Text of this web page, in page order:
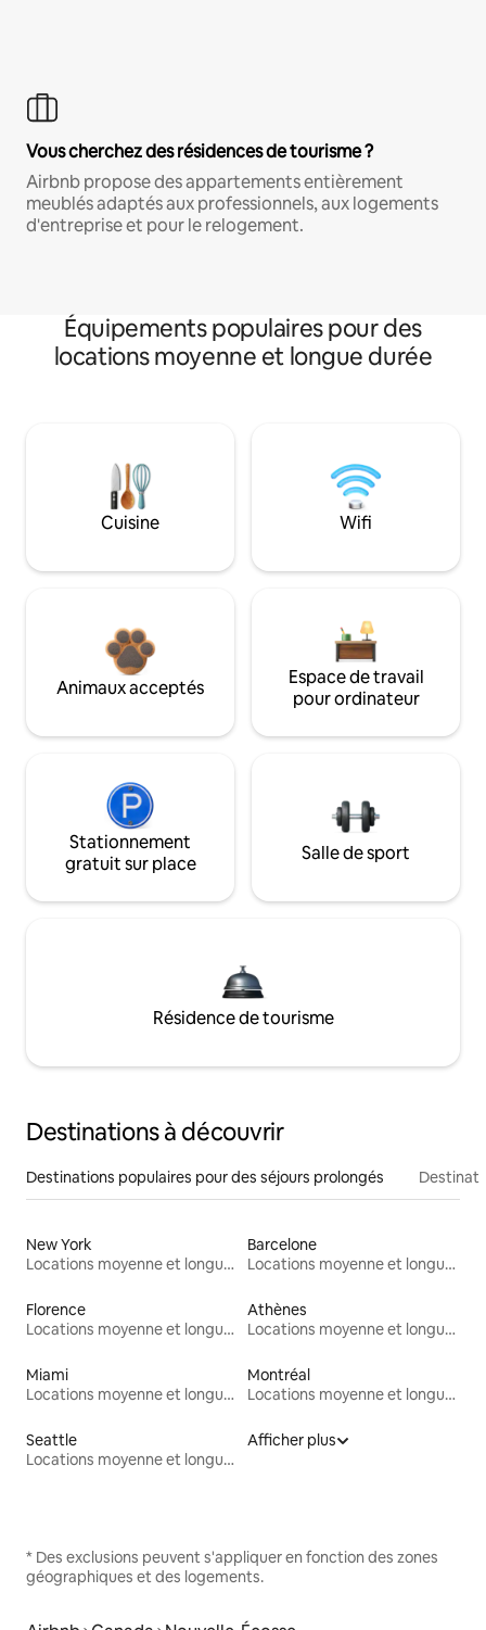
Vous cherchez des résidences de tourisme ?
Airbnb propose des appartements entièrement
meublés adaptés aux professionnels, aux logements
d'entreprise et pour le relogement.
Équipements populaires pour des
locations moyenne et longue durée
Cuisine Wifi
Animaux acceptés
Espace de travail
pour ordinateur
Stationnement
gratuit sur place
Salle de sport
Résidence de tourisme
Destinations à découvrir
Destinations populaires pour des séjours prolongés
New York
Locations moyenne et longue durée
Barcelone
Locations moyenne et longue durée
Florence
Locations moyenne et longue durée
Athènes
Locations moyenne et longue durée
Miami
Locations moyenne et longue durée
Montréal
Locations moyenne et longue durée
Seattle
Locations moyenne et longue durée
Afficher plus
* Des exclusions peuvent s'appliquer en fonction des zones
géographiques et des logements.